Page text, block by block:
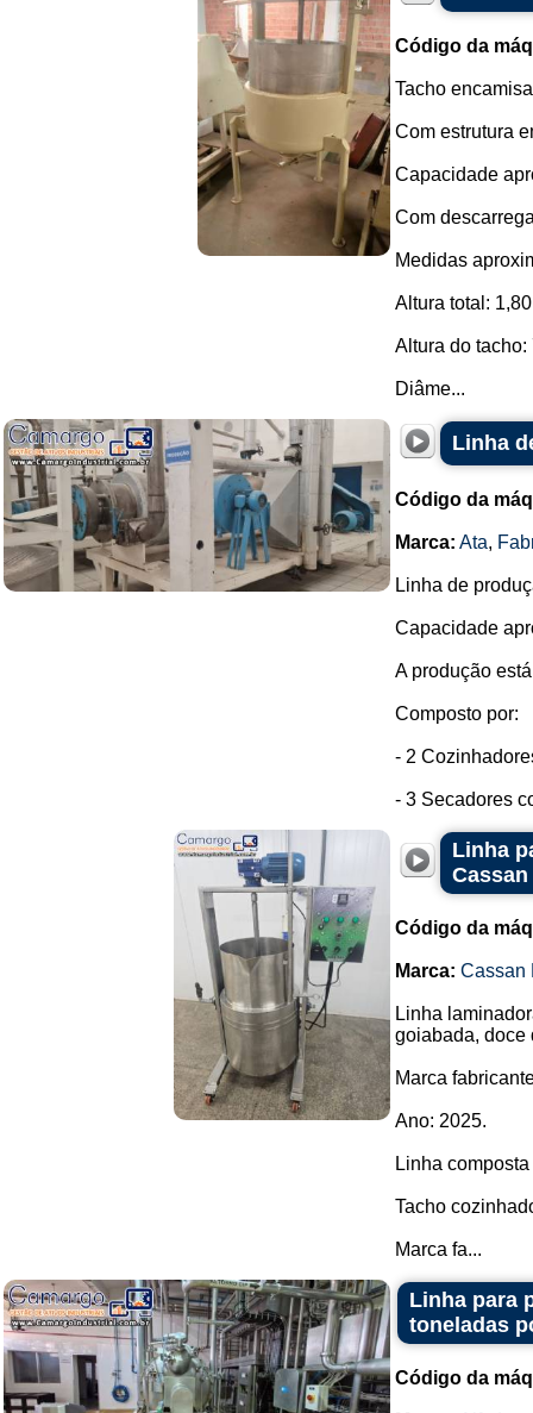
Código da
Tacho
Com estrutura
Capacidade
Com
Medidas
Altura total:
Altura do tacho:
Diâme...
Linha
Código da
Marca: Ata,
Linha de
Capacidade
A produção
Composto por:
- 2
- 3 Secadores
Linha
Cassan
Código da
Marca: Cassan
Linha
goiabada, doce
Marca
Ano: 2025.
Linha
Tacho
Marca fa...
Linha para
toneladas
Código da